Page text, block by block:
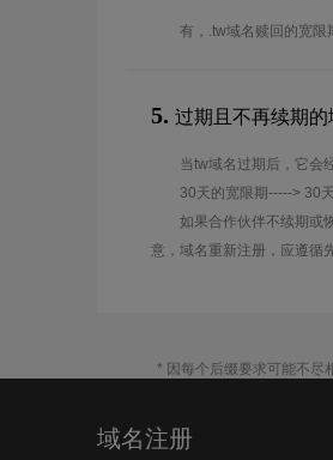
有，.tw域名赎回的宽限
5. 过期且不再续期
当tw域名过期后，它会
30天的宽限期-----> 30
如果合作伙伴不续期或
意，域名重新注册，应遵循
* 因每个后缀要求可能不尽
域名注册